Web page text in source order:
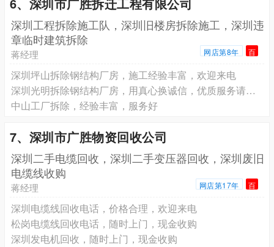
6、深圳市广胜拆迁工程有限公司
深圳工程拆除施工队，深圳旧楼房拆除施工，深圳违
章临时建筑拆除
蒋经理 网店第8年 百
深圳坪山拆除钢结构厂房，施工经验丰富，欢迎来电
深圳光明拆除钢结构厂房，用真心换诚信，优质服务请放心
中山工厂拆除，经验丰富，服务好
7、深圳市广胜物资回收公司
深圳二手电缆回收，深圳二手变压器回收，深圳废旧
电缆线收购
蒋经理 网店第17年 百
深圳电缆线回收电话，价格合理，欢迎来电
松岗电缆线回收电话，随时上门，现金收购
深圳发电机回收，随时上门，现金收购